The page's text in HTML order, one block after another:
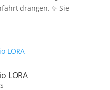
drängen. ✨ Sie
LORA